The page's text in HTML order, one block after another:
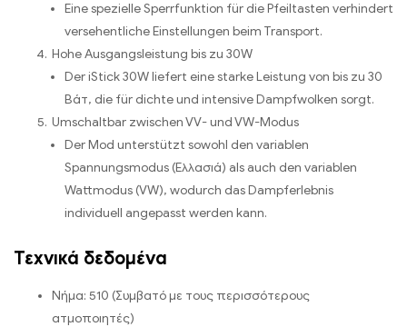
Eine spezielle Sperrfunktion für die Pfeiltasten verhindert
versehentliche Einstellungen beim Transport.
Hohe Ausgangsleistung bis zu 30W
Der iStick 30W liefert eine starke Leistung von bis zu 30
Βάτ, die für dichte und intensive Dampfwolken sorgt.
Umschaltbar zwischen VV-und VW-Modus
Der Mod unterstützt sowohl den variablen
Spannungsmodus (Ελλασιά) als auch den variablen
Wattmodus (VW), wodurch das Dampferlebnis
individuell angepasst werden kann.
Τεχνικά δεδομένα
Νήμα: 510 (Συμβατό με τους περισσότερους
ατμοποιητές)